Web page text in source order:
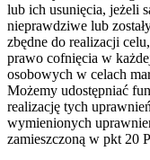
lub ich usunięcia, jeżeli
nieprawdziwe lub
zbędne do realizacji
prawo cofnięcia w
osobowych w celach
Możemy udostępniać
realizację tych
wymienionych
zamieszczoną w pkt 20